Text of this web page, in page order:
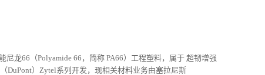
尼龙66（Polyamide 66，简称 PA66）工程塑料，属于 超韧增强
DuPont）Zytel系列开发，现相关材料业务由塞拉尼斯